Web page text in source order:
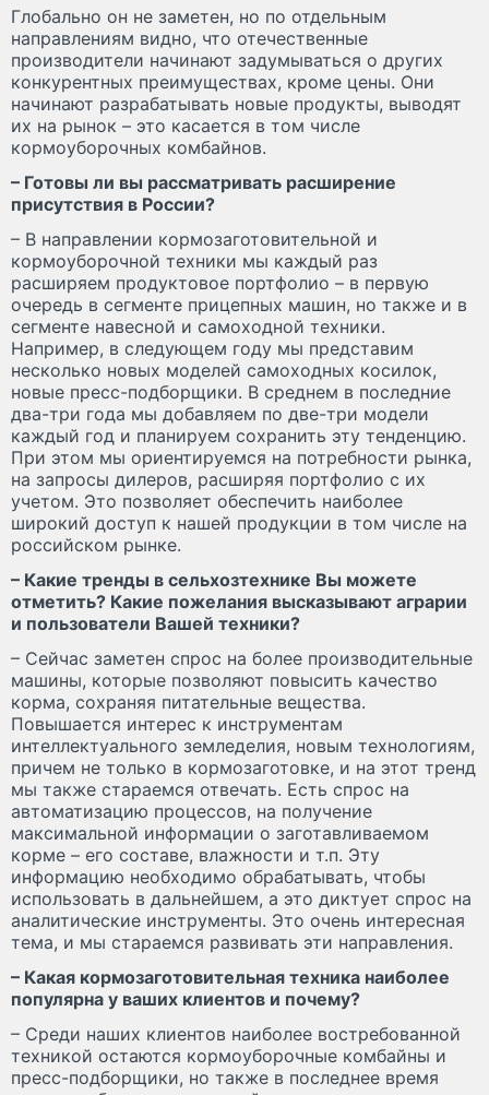
Глобально он не заметен, но по отдельным
направлениям видно, что отечественные
производители начинают задумываться о других
конкурентных преимуществах, кроме цены. Они
начинают разрабатывать новые продукты, выводят
их на рынок – это касается в том числе
кормоуборочных комбайнов.
– Готовы ли вы рассматривать расширение
присутствия в России?
– В направлении кормозаготовительной и
кормоуборочной техники мы каждый раз
расширяем продуктовое портфолио – в первую
очередь в сегменте прицепных машин, но также и в
сегменте навесной и самоходной техники.
Например, в следующем году мы представим
несколько новых моделей самоходных косилок,
новые пресс-подборщики. В среднем в последние
два-три года мы добавляем по две-три модели
каждый год и планируем сохранить эту тенденцию.
При этом мы ориентируемся на потребности рынка,
на запросы дилеров, расширяя портфолио с их
учетом. Это позволяет обеспечить наиболее
широкий доступ к нашей продукции в том числе на
российском рынке.
– Какие тренды в сельхозтехнике Вы можете
отметить? Какие пожелания высказывают аграрии
и пользователи Вашей техники?
– Сейчас заметен спрос на более производительные
машины, которые позволяют повысить качество
корма, сохраняя питательные вещества.
Повышается интерес к инструментам
интеллектуального земледелия, новым технологиям,
причем не только в кормозаготовке, и на этот тренд
мы также стараемся отвечать. Есть спрос на
автоматизацию процессов, на получение
максимальной информации о заготавливаемом
корме – его составе, влажности и т.п. Эту
информацию необходимо обрабатывать, чтобы
использовать в дальнейшем, а это диктует спрос на
аналитические инструменты. Это очень интересная
тема, и мы стараемся развивать эти направления.
– Какая кормозаготовительная техника наиболее
популярна у ваших клиентов и почему?
– Среди наших клиентов наиболее востребованной
техникой остаются кормоуборочные комбайны и
пресс-подборщики, но также в последнее время